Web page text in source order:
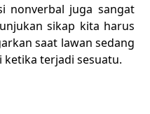
nonverbal juga sangat
sikap kita harus
saat lawan sedang
terjadi sesuatu.